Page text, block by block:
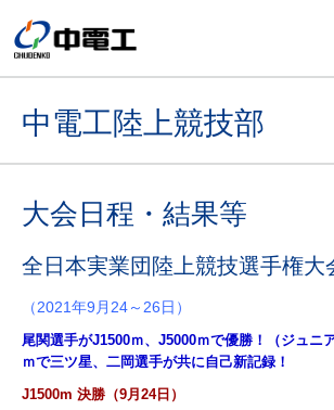
中電工陸上競技部
大会日程・結果等
全日本実業団陸上競技選手権大
（2021年9月24～26日）
尾関選手がJ1500ｍ、J5000ｍで優勝！（ジュニ
ｍで三ツ星、二岡選手が共に自己新記録！
J1500m 決勝（9月24日）